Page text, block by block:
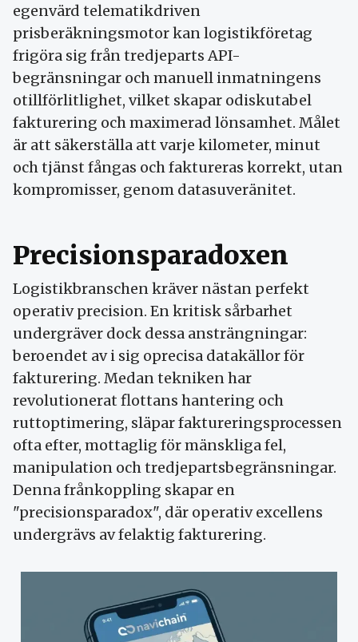
egenvärd telematikdriven
prisberäkningsmotor kan logistikföretag
frigöra sig från tredjeparts API-
begränsningar och manuell inmatningens
otillförlitlighet, vilket skapar odiskutabel
fakturering och maximerad lönsamhet. Målet
är att säkerställa att varje kilometer, minut
och tjänst fångas och faktureras korrekt, utan
kompromisser, genom datasuveränitet.
Precisionsparadoxen
Logistikbranschen kräver nästan perfekt
operativ precision. En kritisk sårbarhet
undergräver dock dessa ansträngningar:
beroendet av i sig oprecisa datakällor för
fakturering. Medan tekniken har
revolutionerat flottans hantering och
ruttoptimering, släpar faktureringsprocessen
ofta efter, mottaglig för mänskliga fel,
manipulation och tredjepartsbegränsningar.
Denna frånkoppling skapar en
"precisionsparadox", där operativ excellens
undergrävs av felaktig fakturering.